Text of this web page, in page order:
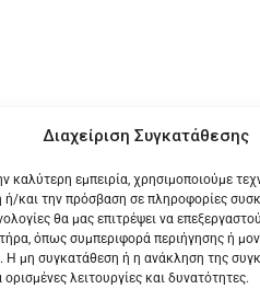
Διαχείριση Συγκατάθεσης
καλύτερη εμπειρία, χρησιμοποιούμε
ή/και την πρόσβαση σε πληροφορίες
θα μας επιτρέψει να
όπως συμπεριφορά περιήγησης ή
Η μη συγκατάθεση ή η ανάκληση της
λειτουργίες και δυνατότητες.